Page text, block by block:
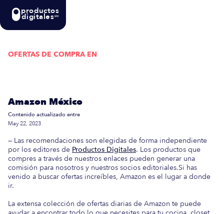
productos
digitalesMX
OFERTAS DE COMPRA EN
Amazon México
Contenido actualizado entre
May 22, 2023
— Las recomendaciones son elegidas de forma independiente
por los editores de Productos Digitales. Los productos que
compres a través de nuestros enlaces pueden generar una
comisión para nosotros y nuestros socios editoriales.Si has
venido a buscar ofertas increíbles, Amazon es el lugar a donde
ir.
La extensa colección de ofertas diarias de Amazon te puede